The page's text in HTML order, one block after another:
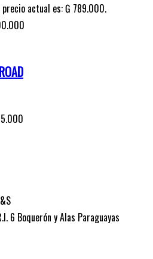
precio actual es: ₲ 789.000.
6 Boquerón y Alas Paraguayas